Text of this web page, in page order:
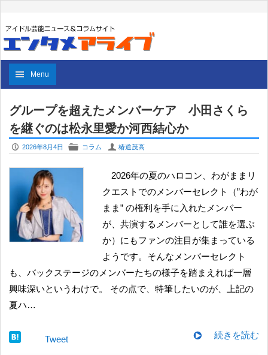
Menu
グループを超えたメンバーケア 小田さくら
を継ぐのは松永里愛か河西結心か
P 2026年8月4日 F コラム U 椿道茂高
2026年の夏のハロコン、わがままリ
クエストでのメンバーセレクト（”わが
まま” の権利を手に入れたメンバー
が、共演するメンバーとして誰を選ぶ
か）にもファンの注目が集まっている
ようです。そんなメンバーセレクト
も、バックステージのメンバーたちの様子を踏まえれば一層
興味深いというわけで。 その点で、特筆したいのが、上記の
夏ハ…
続きを読む
Tweet